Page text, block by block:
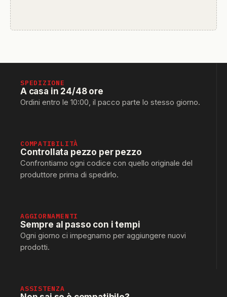
SPEDIZIONE
A casa in 24/48 ore
Ordini entro le 10:00, il pacco parte lo stesso giorno.
COMPATIBILITÀ
Controllata pezzo per pezzo
Confrontiamo ogni codice con quello originale del
produttore prima di spedirlo.
AGGIORNAMENTI
Sempre al passo con i tempi
Ogni giorno ci impegnamo per aggiungere nuovi
prodotti.
ASSISTENZA